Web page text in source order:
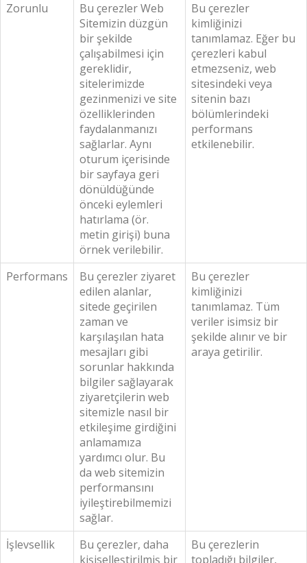
Zorunlu
Bu çerezler Web
Sitemizin düzgün
bir şekilde
çalışabilmesi için
gereklidir,
sitelerimizde
gezinmenizi ve site
özelliklerinden
faydalanmanızı
sağlarlar. Aynı
oturum içerisinde
bir sayfaya geri
dönüldüğünde
önceki eylemleri
hatırlama (ör.
metin girişi) buna
örnek verilebilir.
Bu çerezler
kimliğinizi
tanımlamaz. Eğer bu
çerezleri kabul
etmezseniz, web
sitesindeki veya
sitenin bazı
bölümlerindeki
performans
etkilenebilir.
Performans
Bu çerezler ziyaret
edilen alanlar,
sitede geçirilen
zaman ve
karşılaşılan hata
mesajları gibi
sorunlar hakkında
bilgiler sağlayarak
ziyaretçilerin web
sitemizle nasıl bir
etkileşime girdiğini
anlamamıza
yardımcı olur. Bu
da web sitemizin
performansını
iyileştirebilmemizi
sağlar.
Bu çerezler
kimliğinizi
tanımlamaz. Tüm
veriler isimsiz bir
şekilde alınır ve bir
araya getirilir.
İşlevsellik
Bu çerezler, daha
kişiselleştirilmiş bir
Bu çerezlerin
topladığı bilgiler,